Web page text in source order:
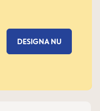
DESIGNA NU